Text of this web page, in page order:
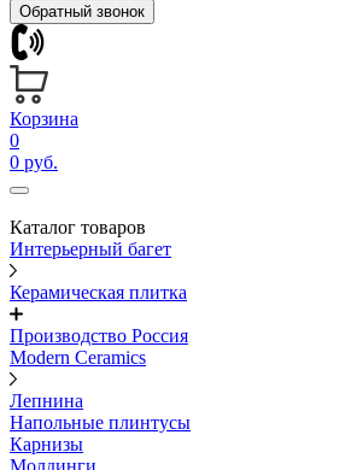
Обратный звонок
Корзина
0
0 руб.
Каталог товаров
Интерьерный багет
Керамическая плитка
Производство Россия
Modern Ceramics
Лепнина
Напольные плинтусы
Карнизы
Молдинги